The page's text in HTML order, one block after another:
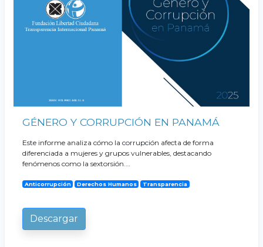
GÉNERO Y CORRUPCIÓN EN PANAMÁ
Este informe analiza cómo la corrupción afecta de forma
diferenciada a mujeres y grupos vulnerables, destacando
fenómenos como la sextorsión.…
Anticorrupción Derechos Humanos Transparencia
Descargar